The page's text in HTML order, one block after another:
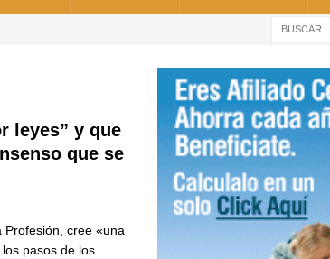
leyes” y que
que se
cree «una
pasos de los